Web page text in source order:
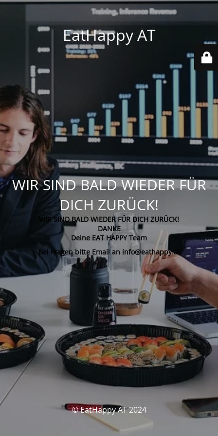
EatHappy AT
WIR SIND BALD WIEDER FÜR
DICH ZURÜCK!
WIR SIND BALD WIEDER FÜR DICH ZURÜCK!
DANKE
Deine EAT HAPPY Team
Bei Fragen bitte Email an info@eathappy.at
© EatHappy AT 2024